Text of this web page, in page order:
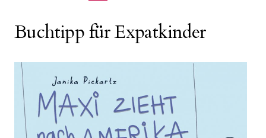
Buchtipp für Expatkinder